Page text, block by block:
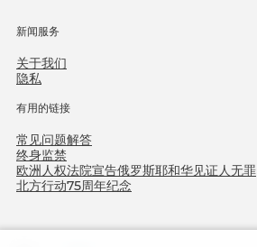
新闻服务
关于我们
隐私
有用的链接
常见问题解答
终身监禁
欧洲人权法院宣告俄罗斯耶和华见证人无罪
北方行动75周年纪念